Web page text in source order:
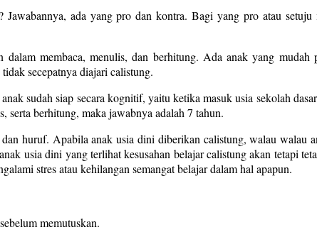
Jawabannya, ada yang pro dan kontra. Bagi yang pro atau
membaca, menulis, dan berhitung. Ada anak yang
secepatnya diajari calistung.
sudah siap secara kognitif, yaitu ketika masuk usia sekolah
serta berhitung, maka jawabnya adalah 7 tahun.
huruf. Apabila anak usia dini diberikan calistung, walau walau
usia dini yang terlihat kesusahan belajar calistung akan tetapi
stres atau kehilangan semangat belajar dalam hal apapun.
memutuskan.